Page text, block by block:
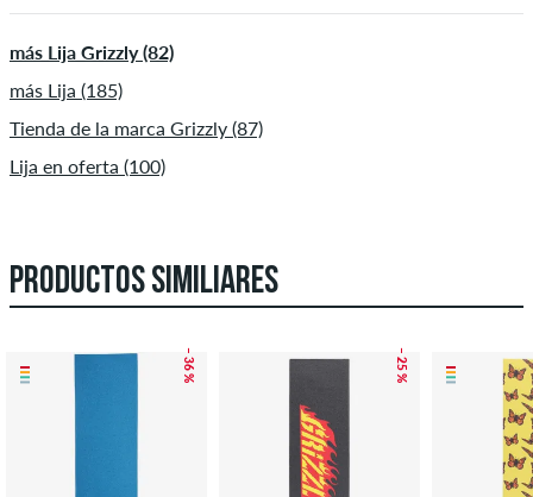
más Lija Grizzly (82)
más Lija (185)
Tienda de la marca Grizzly (87)
Lija en oferta (100)
PRODUCTOS SIMILIARES
– 36 % – 25 %